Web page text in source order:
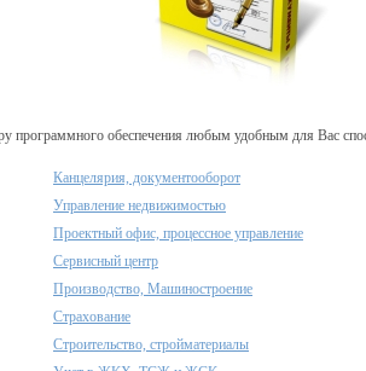
программного обеспечения любым удобным для Вас
Канцелярия, документооборот
Управление недвижимостью
Проектный офис, процессное управление
Сервисный центр
Производство, Машиностроение
Страхование
Строительство, стройматериалы